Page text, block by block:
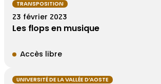
TRANSPOSITION
23 février 2023
Les flops en musique
Accès libre
UNIVERSITÉ DE LA VALLÉE D’AOSTE